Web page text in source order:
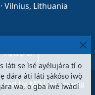
Vilnius, Lithuania
Fọwọ́ sí
byMB Unit media
láti ṣe ìṣẹ́ ayélujára tí o
dára àti láti ṣàkóso ìwọ̀
wa, o gba ìwé ìwàdí